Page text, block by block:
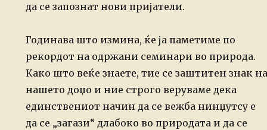
да се запознат нови пријатели.
Годинава што измина, ќе ја паметиме по
рекордот на одржани семинари во природа.
Како што веќе знаете, тие се заштитен знак на
нашето доџо и ние строго веруваме дека
единствениот начин да се вежба нинџутсу е
да се „загази“ длабоко во природата и да се